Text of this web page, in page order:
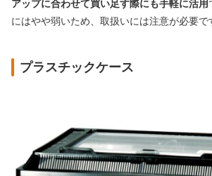
アップに合わせて買い足す際にも手軽に活用
にはやや弱いため、取扱いには注意が必要で
プラスチックケース